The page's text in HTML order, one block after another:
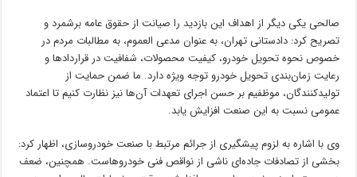
صالحی یکی دیگر از اهداف این بازدید را صیانت از حقوق عامه برشمرد و
تصریح کرد: دادستانی تهران، به عنوان مدعی‌ العموم، به مطالبات مردم در
خصوص نحوه تحویل خودرو، کیفیت محصولات، شفافیت در قراردادها و
رعایت زمان‌بندی تحویل خودرو توجه ویژه دارد. ما ضمن حمایت از
تولیدکنندگان، موظفیم بر حسن اجرای تعهدات آن‌ها نیز نظارت کنیم تا اعتماد
عمومی نسبت به این صنعت افزایش یابد.
وی با اشاره به لزوم پیشگیری از جرائم مرتبط با صنعت خودروسازی، اظهار کرد:
بخشی از تصادفات جاده‌ای ناشی از نواقص فنی خودروهاست. همچنین، ضعف